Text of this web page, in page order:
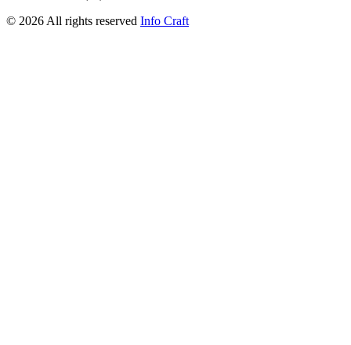
© 2026 All rights reserved Info Craft